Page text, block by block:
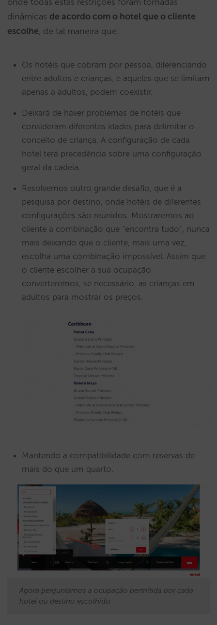
dinâmicas de acordo com o hotel que o cliente
escolhe, de tal maneira que:
Os hotéis que cobram por pessoa, diferenciando
entre adultos e crianças, e aqueles que se limitam
apenas a adultos, podem coexistir.
Deixará de haver problemas de hotéis que
consideram diferentes idades para delimitar o
conceito de criança. A configuração de cada
hotel terá precedência sobre uma configuração
geral da cadeia.
Resolvemos outro grande desafio, que é a
pesquisa por destino, onde hotéis de diferentes
configurações são reunidos. Mostraremos ao
cliente a combinação que “encontra tudo”, nunca
mais deixando que o cliente, mais uma vez,
escolha uma combinação impossível. Assim que
o cliente escolher a sua ocupação
converteremos, se necessário, as crianças em
adultos para mostrar os preços.
Mantendo a compatibilidade com reservas de
mais do que um quarto.
Agora perguntamos a ocupação permitida por cada
hotel ou destino escolhido